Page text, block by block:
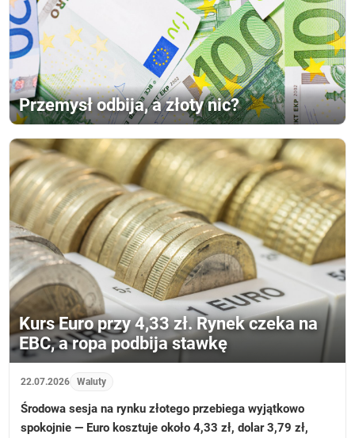
Przemysł odbija, a złoty nic?
Kurs Euro przy 4,33 zł. Rynek czeka na
EBC, a ropa podbija stawkę
22.07.2026 Waluty
Środowa sesja na rynku złotego przebiega wyjątkowo
spokojnie — Euro kosztuje około 4,33 zł, dolar 3,79 zł,